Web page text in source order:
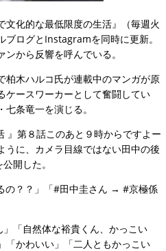
化的な最低限度の生活』（毎週火
ログとInstagramを同時に更新。
から反響を呼んでいる。
柏木ハルコ氏が連載中のマンガが原
ケースワーカーとして奮闘してい
条竜一を演じる。
』第８話このあと９時からですよー
うに、カメラ目線ではない田中の後
開した。
の？？」「#田中圭さん → #京極係
「自然体な裕貴くん、かっこい
「かわいい」「二人ともかっこい